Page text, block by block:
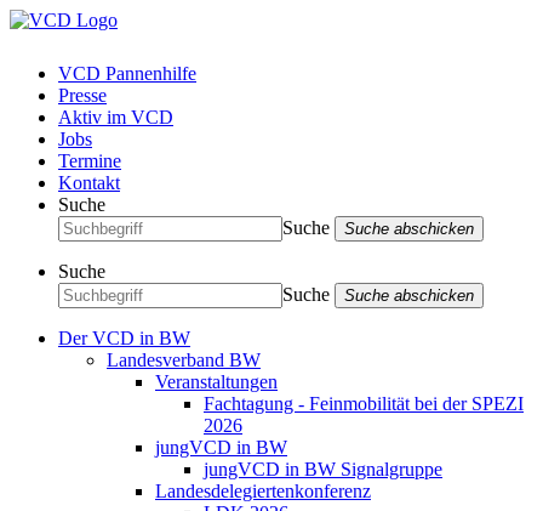
VCD Pannenhilfe
Presse
Aktiv im VCD
Jobs
Termine
Kontakt
Suche
Suche
Suche abschicken
Suche
Suche
Suche abschicken
Der VCD in BW
Landesverband BW
Veranstaltungen
Fachtagung - Feinmobilität bei der SPEZI
2026
jungVCD in BW
jungVCD in BW Signalgruppe
Landesdelegiertenkonferenz